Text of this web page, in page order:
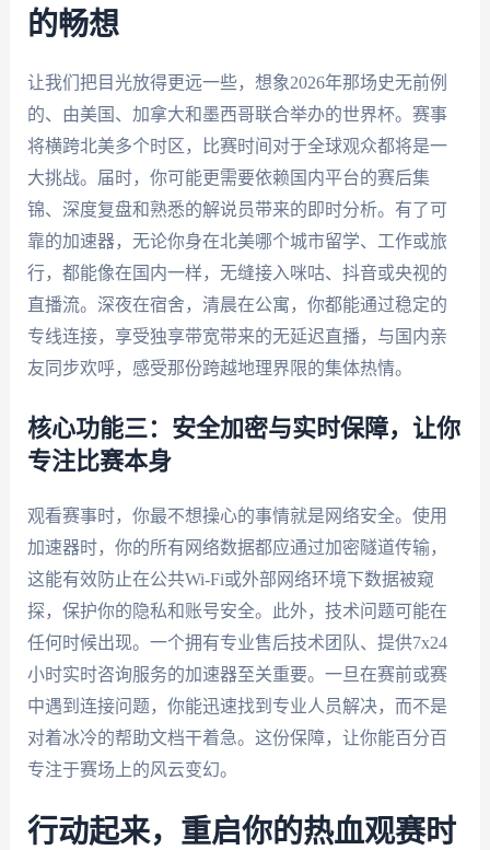
的畅想
让我们把目光放得更远一些，想象2026年那场史无前例
的、由美国、加拿大和墨西哥联合举办的世界杯。赛事
将横跨北美多个时区，比赛时间对于全球观众都将是一
大挑战。届时，你可能更需要依赖国内平台的赛后集
锦、深度复盘和熟悉的解说员带来的即时分析。有了可
靠的加速器，无论你身在北美哪个城市留学、工作或旅
行，都能像在国内一样，无缝接入咪咕、抖音或央视的
直播流。深夜在宿舍，清晨在公寓，你都能通过稳定的
专线连接，享受独享带宽带来的无延迟直播，与国内亲
友同步欢呼，感受那份跨越地理界限的集体热情。
核心功能三：安全加密与实时保障，让你
专注比赛本身
观看赛事时，你最不想操心的事情就是网络安全。使用
加速器时，你的所有网络数据都应通过加密隧道传输，
这能有效防止在公共Wi-Fi或外部网络环境下数据被窥
探，保护你的隐私和账号安全。此外，技术问题可能在
任何时候出现。一个拥有专业售后技术团队、提供7x24
小时实时咨询服务的加速器至关重要。一旦在赛前或赛
中遇到连接问题，你能迅速找到专业人员解决，而不是
对着冰冷的帮助文档干着急。这份保障，让你能百分百
专注于赛场上的风云变幻。
行动起来，重启你的热血观赛时